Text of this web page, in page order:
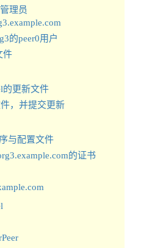
理员
的peer0用户
件
的更新文件
，并提交更新
与配置文件
的证书